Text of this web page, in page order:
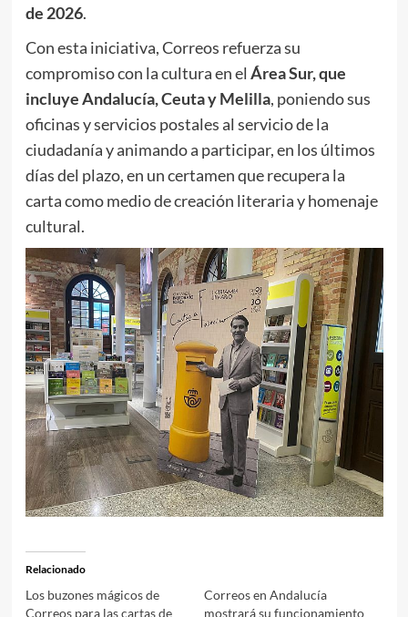
de 2026.
Con esta iniciativa, Correos refuerza su
compromiso con la cultura en el Área Sur, que
incluye Andalucía, Ceuta y Melilla, poniendo sus
oficinas y servicios postales al servicio de la
ciudadanía y animando a participar, en los últimos
días del plazo, en un certamen que recupera la
carta como medio de creación literaria y homenaje
cultural.
Relacionado
Los buzones mágicos de
Correos para las cartas de
Correos en Andalucía
mostrará su funcionamiento